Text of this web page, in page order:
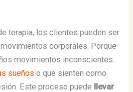
terapia, los clientes pueden ser
corporales. Porque
movimientos inconscientes.
sueños o que sienten como
Este proceso puede llevar